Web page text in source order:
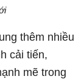
thêm nhiều
cải tiến,
mẽ trong